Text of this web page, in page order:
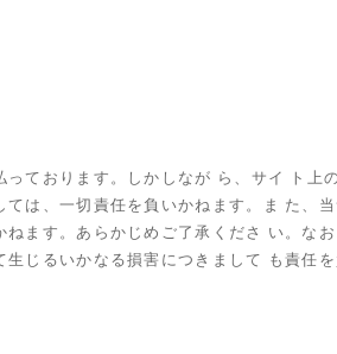
ております。しかしなが ら、サイ ト上
は、一切責任を負いかねます。ま た、
ます。あらかじめご了承くださ い。な
じるいかなる損害につきまして も責任を